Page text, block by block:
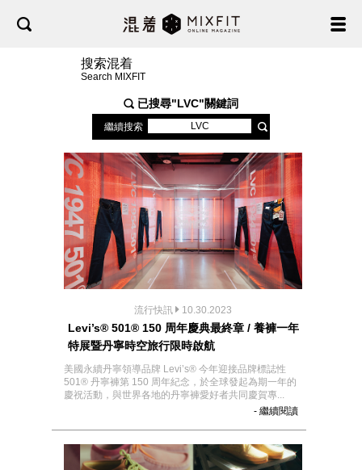
搜索混着
Search MIXFIT
已搜尋"LVC"關鍵詞
繼續搜索
流行快訊 10.30.2023
Levi’s® 501® 150 周年慶典最終章 / 養褲一年
特展暨丹寧時空旅行限時啟航
美國永續丹寧領導品牌 Levi’s® 今年迎接品牌標誌性
501® 丹寧褲第 150 周年紀念，於全球發起為期一年的
慶祝活動，與世界各地的丹寧褲愛好者共同慶賀專...
- 繼續閱讀